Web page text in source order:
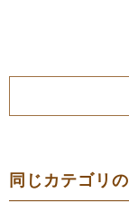
同じカテゴリ